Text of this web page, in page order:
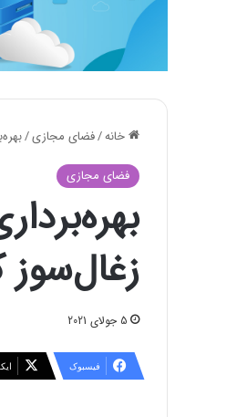
خانه/فضای مجازی/
فضای مجازی
زغال‌سوز
5 جولای 2021
فیسبوک